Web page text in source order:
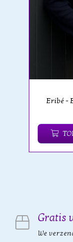
Eribé -
Gratis
We